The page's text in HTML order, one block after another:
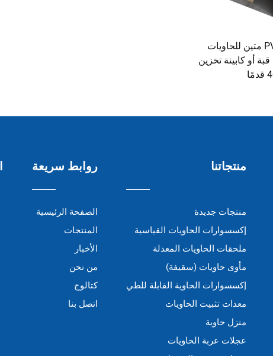
مأوى قماش PVC متين للحاويات
أو كابينة تخزين
منتجاتنا
منتجات جديدة
إكسسوارات الحاويات القياسية
ملحقات الحاويات المعدلة
مأوى حاويات (سقيفة)
إكسسوارات الحاوية القابلة للطي
معدات تثبيت الحاويات
منزل حاوية
عجلات عربة الحاويات
روابط سريعة
الصفحة الرئيسية
المنتجات
الأخبار
من نحن
كتالوج
اتصل بنا